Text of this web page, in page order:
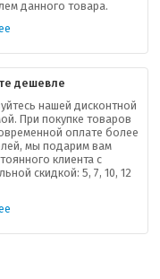
данного товара.
дешевле
нашей дисконтной
При покупке товаров
оплате более
мы подарим вам
клиента с
скидкой: 5, 7, 10, 12